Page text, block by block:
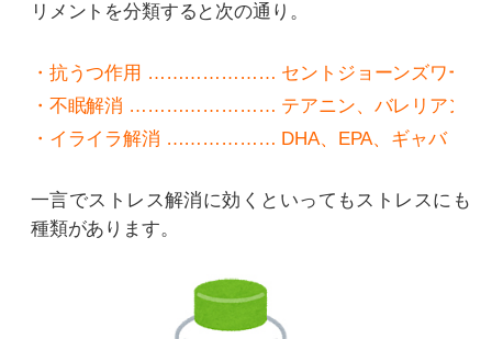
リメントを分類すると次の通り。
・抗うつ作用 ………………… セントジョーンズワート
・不眠解消 …………………… テアニン、バレリアン
・イライラ解消 ……………… DHA、EPA、ギャバ
一言でストレス解消に効くといってもストレスにも
種類があります。